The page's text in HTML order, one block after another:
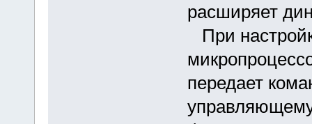
расширяет
При
передает